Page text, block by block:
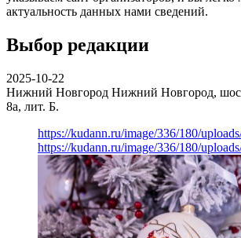
актуальность данных нами сведений.
Выбор редакции
2025-10-22
Нижний Новгород Нижний Новгород,
8а, лит. Б.
https://kudann.ru/image/336/180/
https://kudann.ru/image/336/180/